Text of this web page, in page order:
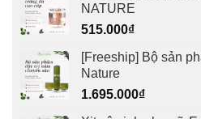
NATURE
515.000₫
[Freeship] Bộ sản
Nature
1.695.000₫